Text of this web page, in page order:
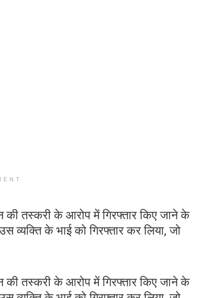
तस्करी के आरोप में गिरफ्तार किए जाने के
व्यक्ति के भाई को गिरफ्तार कर लिया, जो
तस्करी के आरोप में गिरफ्तार किए जाने के